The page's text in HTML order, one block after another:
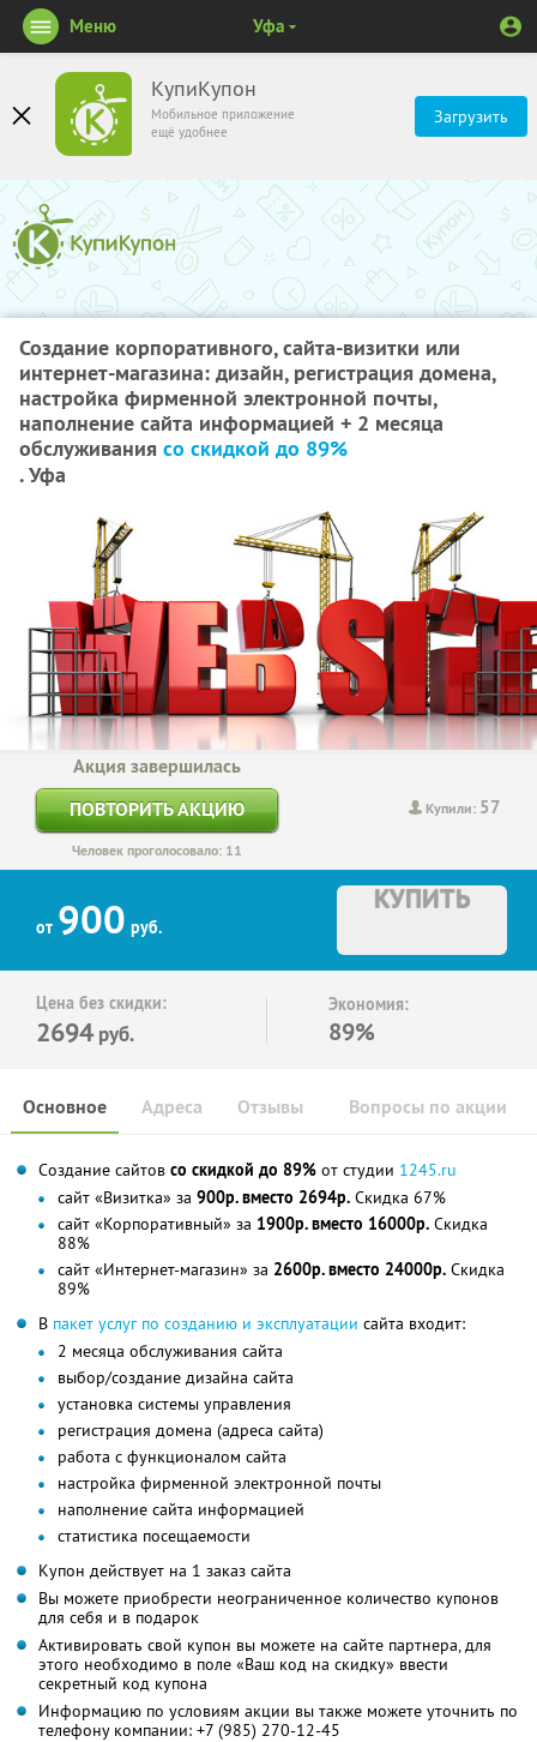
КупиКупон
Мобильное приложение
ещё удобнее
Загрузить
Меню Уфа
Создание корпоративного, сайта-визитки или
интернет-магазина: дизайн, регистрация домена,
настройка фирменной электронной почты,
наполнение сайта информацией + 2 месяца
обслуживания со скидкой до 89%
. Уфа
Купили: 57
Акция завершилась
ПОВТОРИТЬ АКЦИЮ
Человек проголосовало: 11
от 900 руб.
КУПИТЬ
Цена без скидки:
2694 руб.
Экономия:
89%
Основное Отзывы Вопросы по акции
Адреса
Cоздание сайтов со скидкой до 89% от студии 1245.ru
сайт «Визитка» за 900р. вместо 2694р. Скидка 67%
сайт «Корпоративный» за 1900р. вместо 16000р. Скидка
88%
сайт «Интернет-магазин» за 2600р. вместо 24000р. Скидка
89%
В пакет услуг по созданию и эксплуатации сайта входит:
2 месяца обслуживания сайта
выбор/создание дизайна сайта
установка системы управления
регистрация домена (адреса сайта)
работа с функционалом сайта
настройка фирменной электронной почты
наполнение сайта информацией
статистика посещаемости
Купон действует на 1 заказ сайта
Вы можете приобрести неограниченное количество купонов
для себя и в подарок
Активировать свой купон вы можете на сайте партнера, для
этого необходимо в поле «Ваш код на скидку» ввести
секретный код купона
Информацию по условиям акции вы также можете уточнить по
телефону компании: +7 (985) 270-12-45